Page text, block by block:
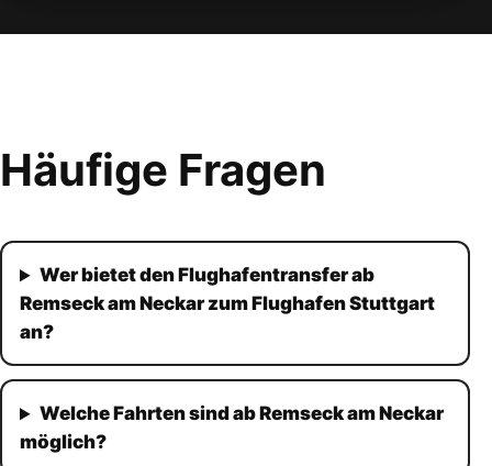
Häufige Fragen
Wer bietet den Flughafentransfer ab
Remseck am Neckar zum Flughafen Stuttgart
an?
Welche Fahrten sind ab Remseck am Neckar
möglich?